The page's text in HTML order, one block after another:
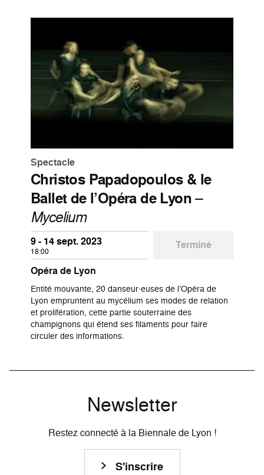
Spectacle
Christos Papadopoulos & le
Ballet de l’Opéra de Lyon–
Mycelium
9 - 14 sept. 2023
18:00
Terminé
Opéra de Lyon
Entité mouvante, 20 danseur·euses de l’Opéra de
Lyon empruntent au mycélium ses modes de relation
et prolifération, cette partie souterraine des
champignons qui étend ses filaments pour faire
circuler des informations.
Newsletter
Restez connecté à la Biennale de Lyon !
S'inscrire